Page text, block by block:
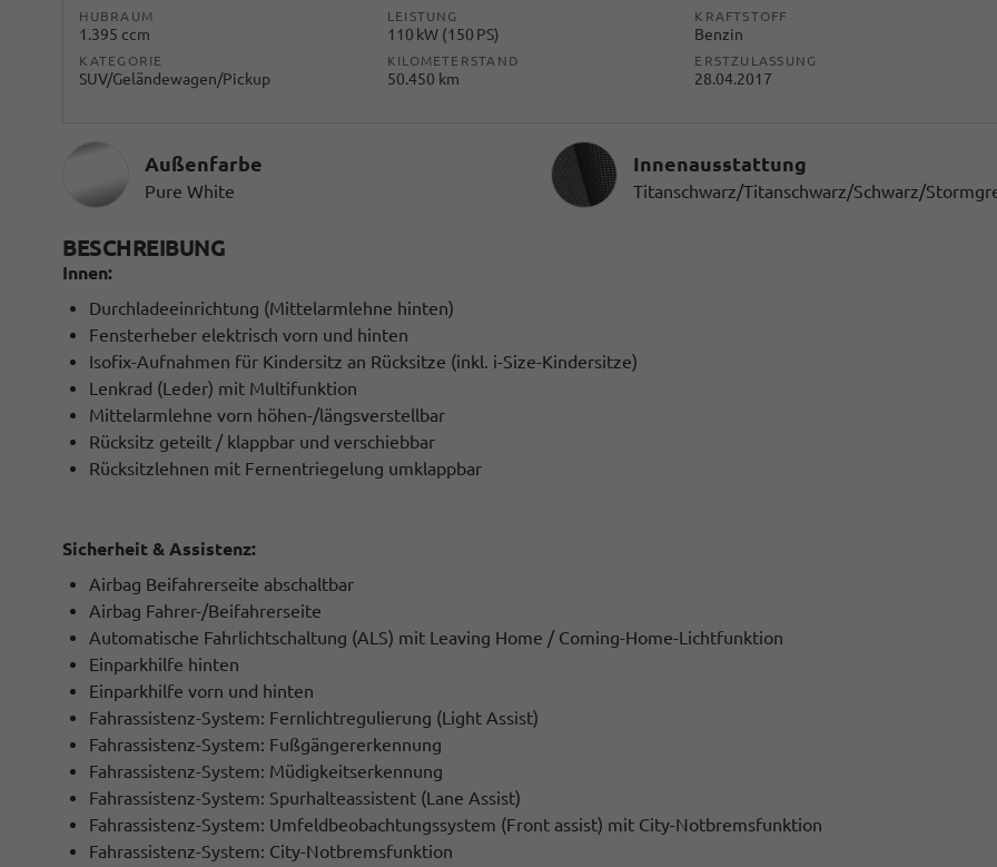
HUBRAUM
1.395 ccm
LEISTUNG
110 kW (150 PS)
KRAFTSTOFF
Benzin
KATEGORIE
SUV/Geländewagen/Pickup
KILOMETERSTAND
50.450 km
ERSTZULASSUNG
28.04.2017
Außenfarbe
Pure White
InnenausstattungInnenausstattung
Titanschwarz/Titanschwarz/Schwarz/
BESCHREIBUNG
Innen:
Durchladeeinrichtung (Mittelarmlehne hinten)
Fensterheber elektrisch vorn und hinten
Isofix-Aufnahmen für Kindersitz an Rücksitze (inkl. i-Size-Kindersitze)
Lenkrad (Leder) mit Multifunktion
Mittelarmlehne vorn höhen-/längsverstellbar
Rücksitz geteilt / klappbar und verschiebbar
Rücksitzlehnen mit Fernentriegelung umklappbar
Sicherheit & Assistenz:
Airbag Beifahrerseite abschaltbar
Airbag Fahrer-/Beifahrerseite
Automatische Fahrlichtschaltung (ALS) mit Leaving Home / Coming-Home-Lichtfunktion
Einparkhilfe hinten
Einparkhilfe vorn und hinten
Fahrassistenz-System: Fernlichtregulierung (Light Assist)
Fahrassistenz-System: Fußgängererkennung
Fahrassistenz-System: Müdigkeitserkennung
Fahrassistenz-System: Spurhalteassistent (Lane Assist)
Fahrassistenz-System: Umfeldbeobachtungssystem (Front assist) mit City-Notbremsfunktion
Fahrassistenz-System: City-Notbremsfunktion